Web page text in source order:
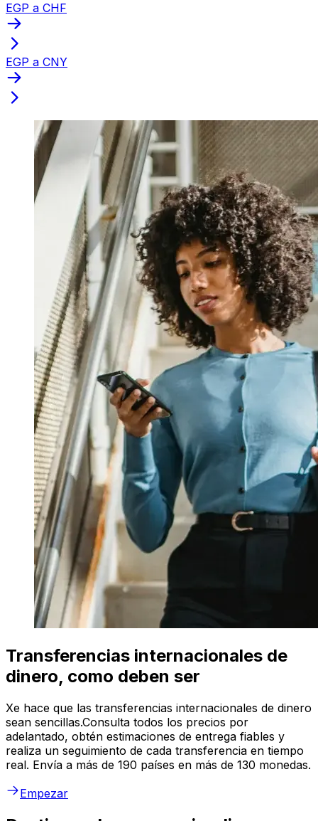
EGP a CHF
EGP a CNY
Transferencias internacionales de
dinero, como deben ser
Xe hace que las transferencias internacionales de dinero
sean sencillas.Consulta todos los precios por
adelantado, obtén estimaciones de entrega fiables y
realiza un seguimiento de cada transferencia en tiempo
real. Envía a más de 190 países en más de 130 monedas.
Empezar